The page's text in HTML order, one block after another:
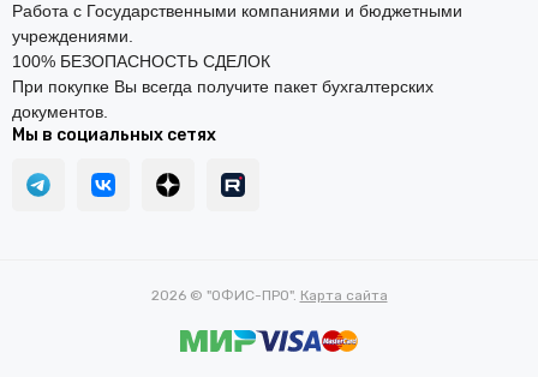
Работа с Государственными компаниями и бюджетными
учреждениями.
100% БЕЗОПАСНОСТЬ СДЕЛОК
При покупке Вы всегда получите пакет бухгалтерских
документов.
Мы в социальных сетях
2026 © "ОФИС-ПРО". Карта сайта